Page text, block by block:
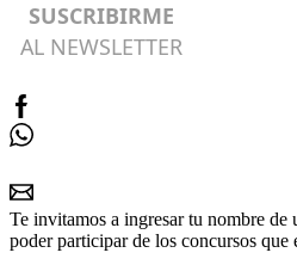
SUSCRIBIRME
AL NEWSLETTER
Te invitamos a ingresar tu nombre de
poder participar de los concursos que